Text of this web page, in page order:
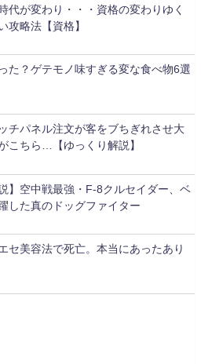
代が変わり・・・資格の変わりゆく
攻略法【資格】
た？ゲテモノ味すぎる変な食べ物6選
チパネル注文が客をブちぎれさせ大
こちら…【ゆっくり解説】
】空中戦最強・F-8クルセイダー、ベ
した真のドッグファイター
セ美容法で死亡。本当にあったあり